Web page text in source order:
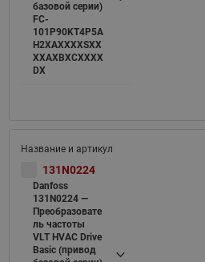
базовой серии)
FC-
101P90KT4P5A
H2XAXXXXSXX
XXAXBXCXXXX
DX
131N0224
Danfoss
131N0224 —
Преобразовате
ль частоты
VLT HVAC Drive
Basic (привод